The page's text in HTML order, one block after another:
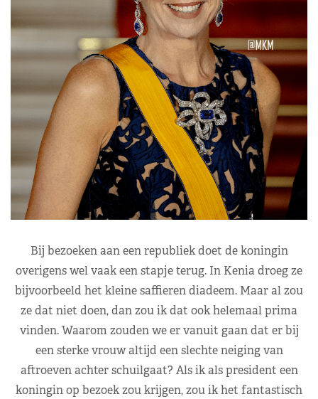
Bij bezoeken aan een republiek doet de koningin
overigens wel vaak een stapje terug. In Kenia droeg ze
bijvoorbeeld het kleine saffieren diadeem. Maar al zou
ze dat niet doen, dan zou ik dat ook helemaal prima
vinden. Waarom zouden we er vanuit gaan dat er bij
een sterke vrouw altijd een slechte neiging van
aftroeven achter schuilgaat? Als ik als president een
koningin op bezoek zou krijgen, zou ik het fantastisch